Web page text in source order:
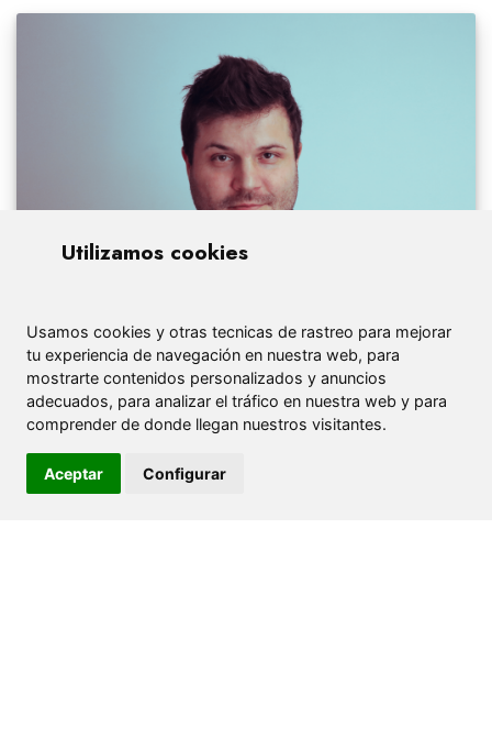
Utilizamos cookies
Usamos cookies y otras tecnicas de rastreo para mejorar
tu experiencia de navegación en nuestra web, para
mostrarte contenidos personalizados y anuncios
adecuados, para analizar el tráfico en nuestra web y para
comprender de donde llegan nuestros visitantes.
Aceptar Configurar
También te puede